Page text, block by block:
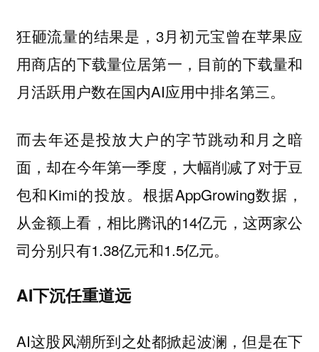
狂砸流量的结果是，3月初元宝曾在苹果应
用商店的下载量位居第一，目前的下载量和
月活跃用户数在国内AI应用中排名第三。
而去年还是投放大户的字节跳动和月之暗
面，却在今年第一季度，大幅削减了对于豆
包和Kimi的投放。根据AppGrowing数据，
从金额上看，相比腾讯的14亿元，这两家公
司分别只有1.38亿元和1.5亿元。
AI下沉任重道远
AI这股风潮所到之处都掀起波澜，但是在下